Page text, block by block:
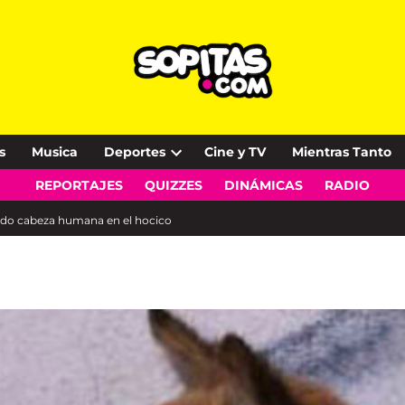
Musica Deportes
Open
dropdown
Cine y TV Mientras Tanto
REPORTAJES QUIZZES DINÁMICAS RADIO
cabeza humana en el hocico